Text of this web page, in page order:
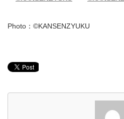
Photo：©KANSENZYUKU